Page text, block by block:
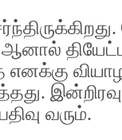
வரும்.